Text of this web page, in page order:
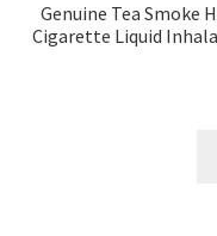
Genuine Tea Smoke
Cigarette Liquid